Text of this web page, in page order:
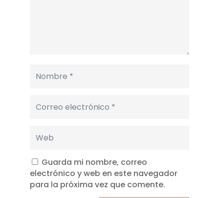
Guarda mi nombre, correo
electrónico y web en este navegador
para la próxima vez que comente.